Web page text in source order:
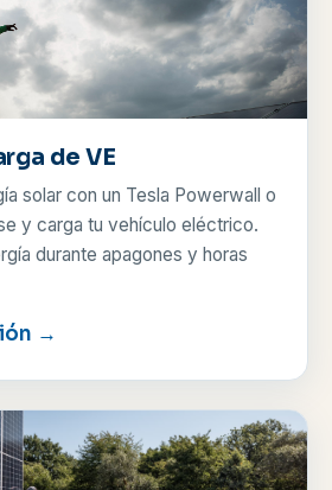
de VE
solar con un Tesla Powerwall o
y carga tu vehículo eléctrico.
durante apagones y horas
→